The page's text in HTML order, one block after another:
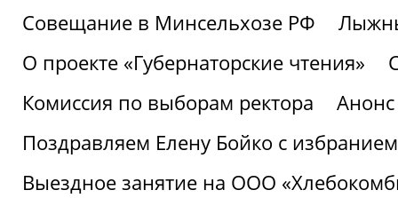
Совещание в Минсельхозе РФ
О проекте «Губернаторские чтения»
Комиссия по выборам ректора
Поздравляем Елену Бойко с
Выездное занятие на ООО